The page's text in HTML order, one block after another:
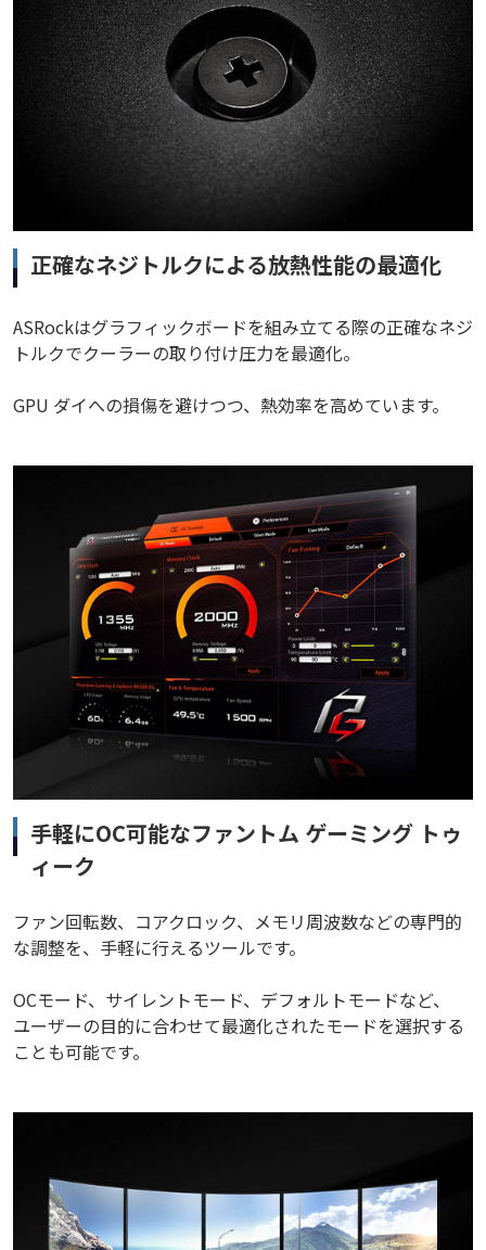
正確なネジトルクによる放熱性能の最適化
ASRockはグラフィックボードを組み立てる際の正確なネジ
トルクでクーラーの取り付け圧力を最適化。
GPU ダイへの損傷を避けつつ、熱効率を高めています。
手軽にOC可能なファントム ゲーミング トゥ
ィーク
ファン回転数、コアクロック、メモリ周波数などの専門的
な調整を、手軽に行えるツールです。
OCモード、サイレントモード、デフォルトモードなど、
ユーザーの目的に合わせて最適化されたモードを選択する
ことも可能です。